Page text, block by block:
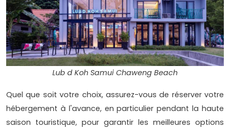
Lub d Koh Samui Chaweng Beach
Quel que soit votre choix, assurez-vous de réserver votre
hébergement à l'avance, en particulier pendant la haute
saison touristique, pour garantir les meilleures options